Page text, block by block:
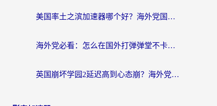
美国率土之滨加速器哪个好？海外党国服游戏畅玩终极指南（附多游戏解决方案）
海外党必看：怎么在国外打弹弹堂不卡？番茄加速器亲测指南
英国崩坏学园2延迟高到心态崩？海外党国服游戏加速终极指南